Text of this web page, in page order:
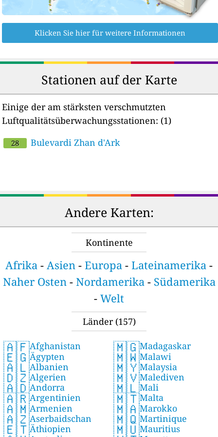
Klicken Sie hier für weitere Informationen
Stationen auf der Karte
Einige der am stärksten verschmutzten
Luftqualitätsüberwachungsstationen: (1)
28 Bulevardi Zhan d'Ark
Andere Karten:
Kontinente
Afrika - Asien - Europa - Lateinamerika -
Naher Osten- Nordamerika- Südamerika
- Welt
Länder(157)
🇦🇫Afghanistan
🇪🇬Ägypten
🇦🇱Albanien
🇩🇿Algerien
🇦🇩Andorra
🇦🇷Argentinien
🇦🇲Armenien
🇦🇿Aserbaidschan
🇪🇹Äthiopien
🇲🇬Madagaskar
🇲🇼Malawi
🇲🇾Malaysia
🇲🇻Malediven
🇲🇱Mali
🇲🇹Malta
🇲🇦Marokko
🇲🇶Martinique
🇲🇺Mauritius